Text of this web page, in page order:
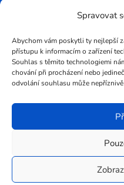
Spravovat
Abychom vám poskytli ty nejlepší
přístupu k informacím o zařízení
Souhlas s těmito technologiemi
chování při procházení nebo
odvolání souhlasu může
+420